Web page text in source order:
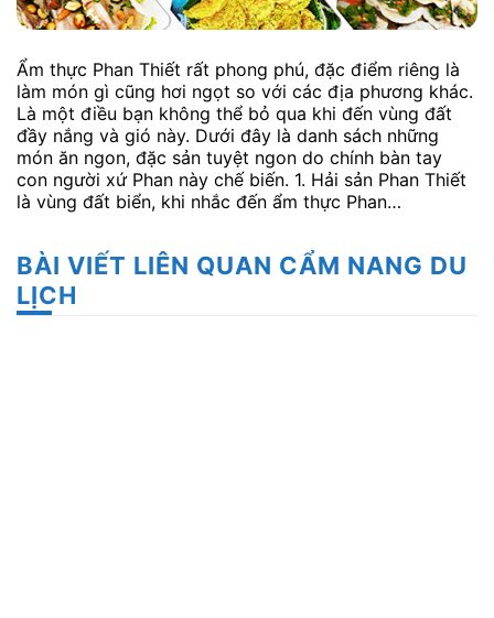
Ẩm thực Phan Thiết rất phong phú, đặc điểm riêng là
làm món gì cũng hơi ngọt so với các địa phương khác.
Là một điều bạn không thể bỏ qua khi đến vùng đất
đầy nắng và gió này. Dưới đây là danh sách những
món ăn ngon, đặc sản tuyệt ngon do chính bàn tay
con người xứ Phan này chế biến. 1. Hải sản Phan Thiết
là vùng đất biển, khi nhắc đến ẩm thực Phan…
BÀI VIẾT LIÊN QUAN CẨM NANG DU
LỊCH